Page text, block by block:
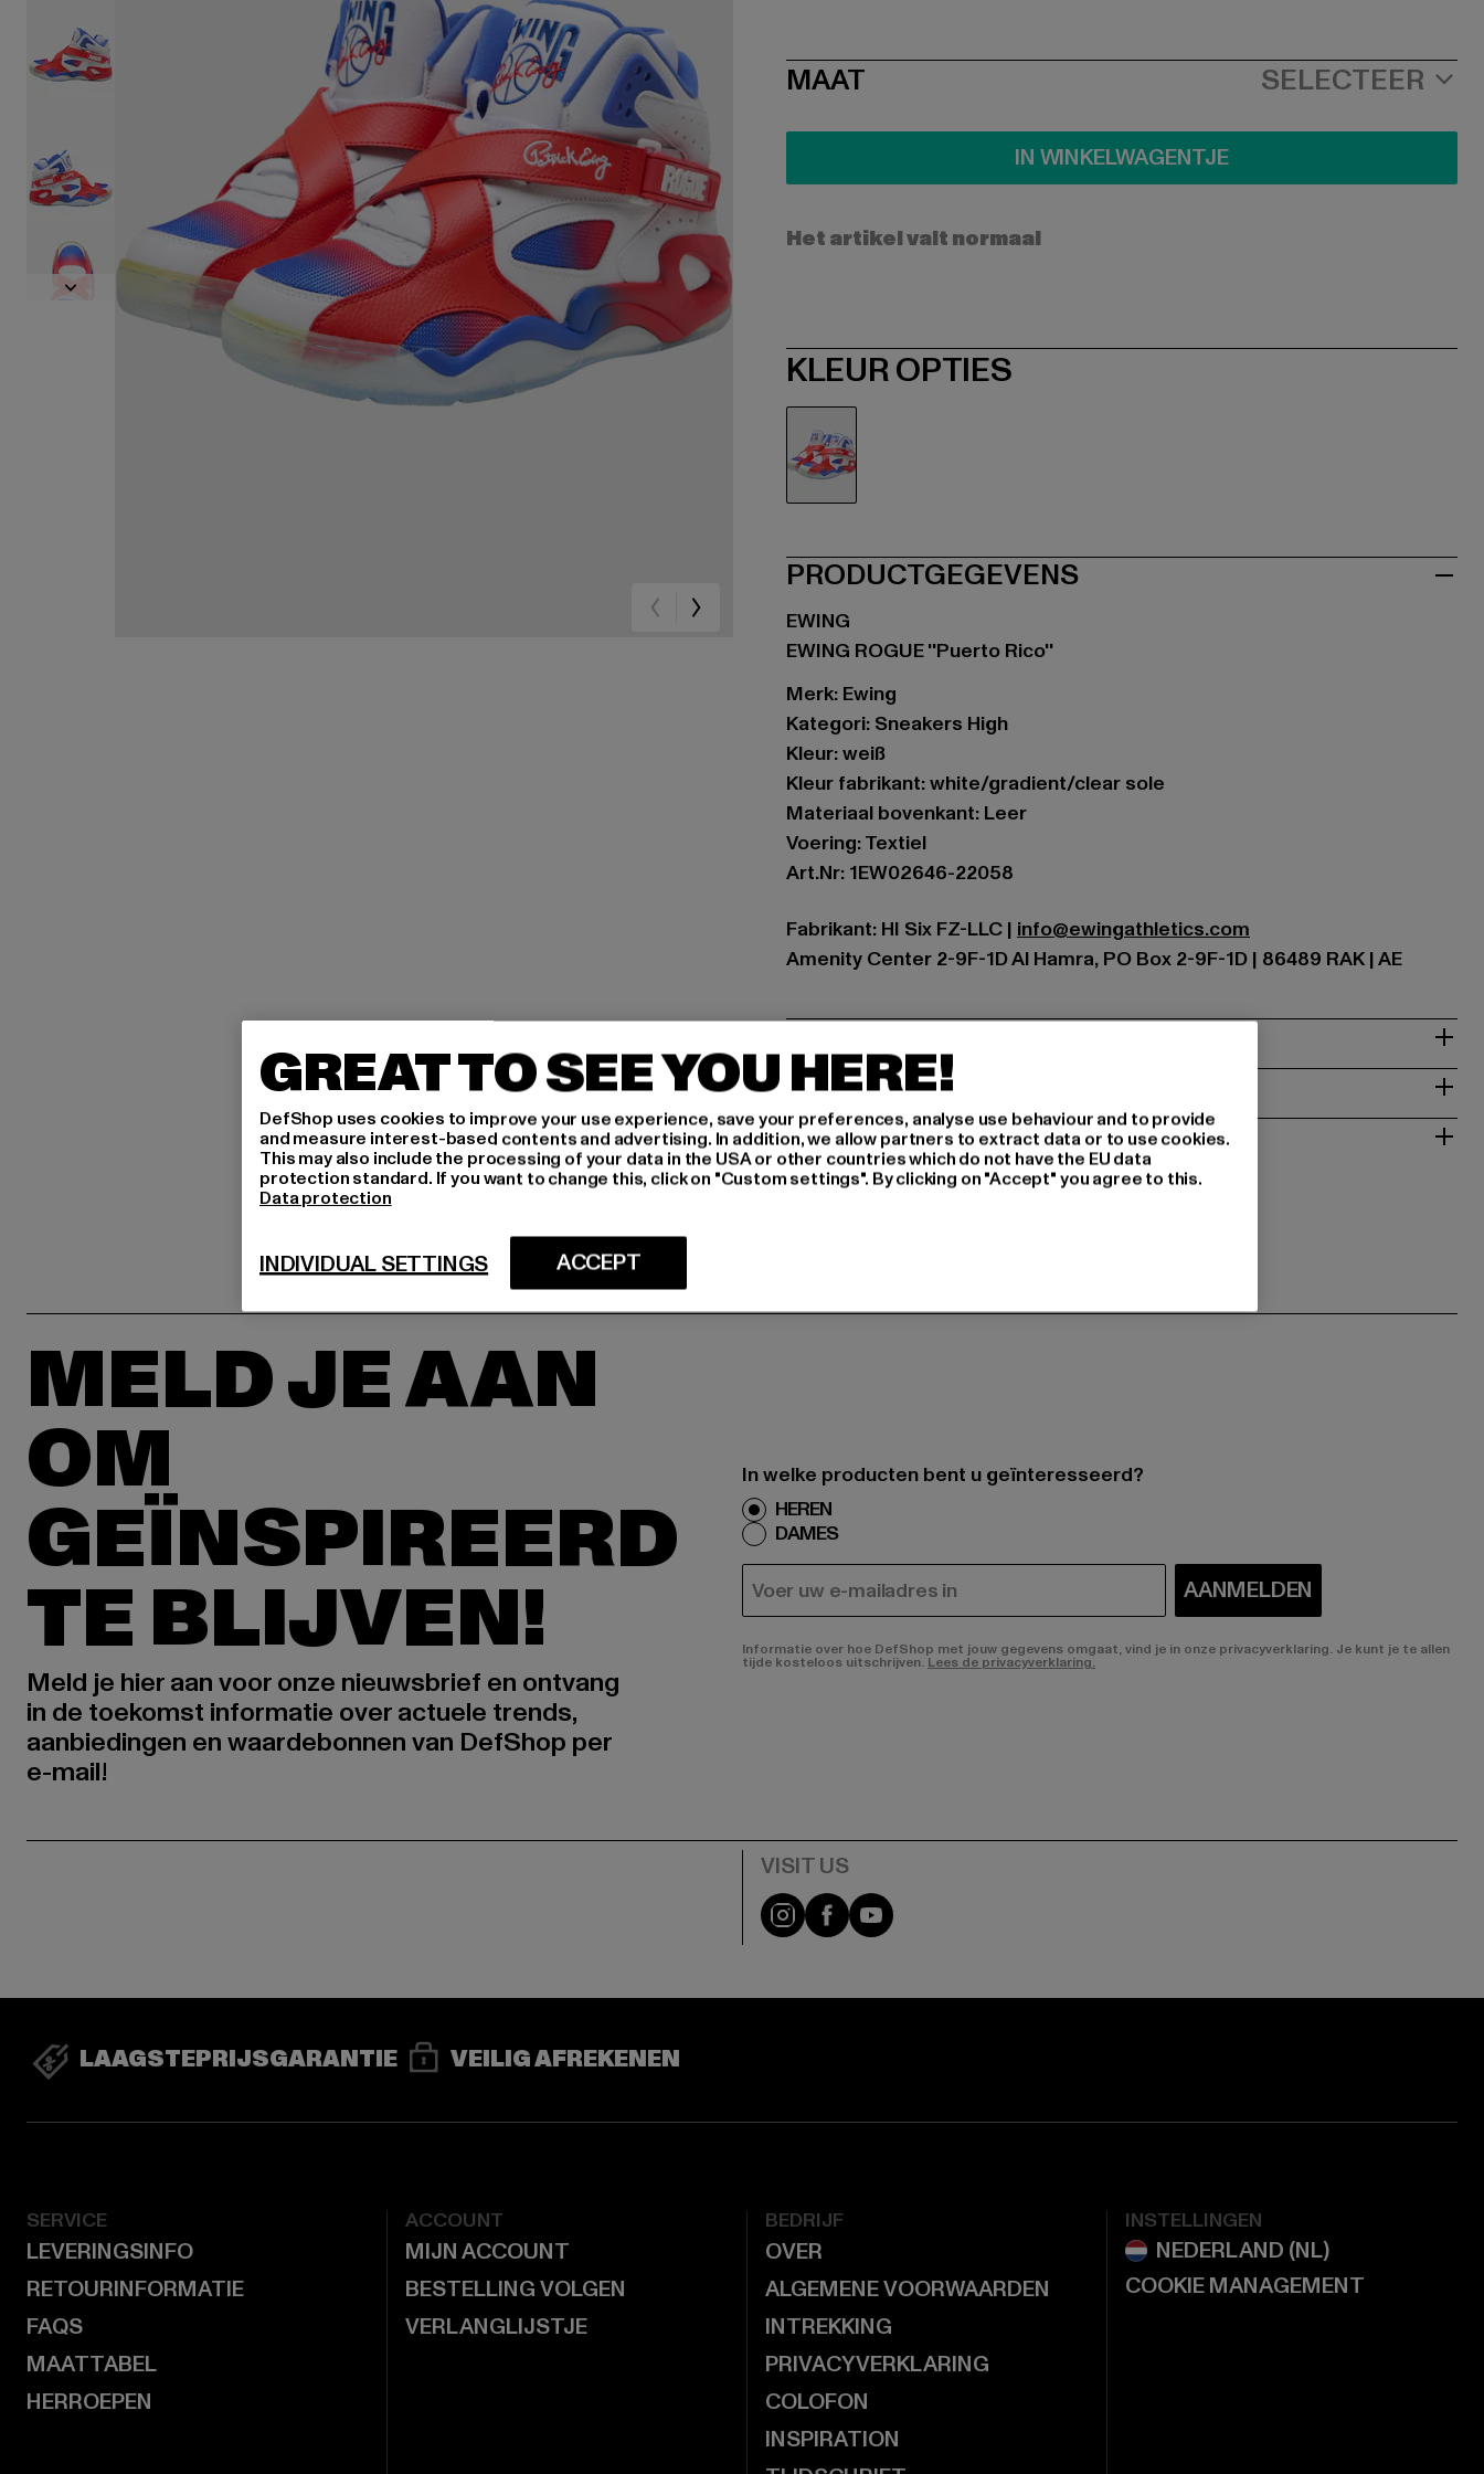
SIZE
MAAT SELECTEER
IN WINKELWAGENTJE
Het artikel valt normaal
KLEUR OPTIES
PRODUCTGEGEVENS
EWING
EWING ROGUE ''Puerto Rico''
Merk: Ewing
Kategori: Sneakers High
Kleur: weiß
Kleur fabrikant: white/gradient/clear sole
Materiaal bovenkant: Leer
Voering: Textiel
Art.Nr: 1EW02646-22058
Fabrikant: HI Six FZ-LLC | info@ewingathletics.com
Amenity Center 2-9F-1D Al Hamra, PO Box 2-9F-1D | 86489 RAK | AE
ONDERHOUDSINSTRUCTIES
LEVERING & RETOURNEREN
MELD JE AAN
OM
GEÏNSPIREERD
TE BLIJVEN!
Meld je hier aan voor onze nieuwsbrief en ontvang
in de toekomst informatie over actuele trends,
aanbiedingen en waardebonnen van DefShop per
e-mail!
In welke producten bent u geïnteresseerd?
HEREN
DAMES
E-MAIL AANMELDEN
Informatie over hoe DefShop met jouw gegevens omgaat, vind je in onze privacyverklaring. Je kunt je te allen
tijde kosteloos uitschrijven. Lees de privacyverklaring.
Visit our Instagram page:
Visit our Facebook page:
Visit our YouTube channel:
LAAGSTEPRIJSGARANTIE VEILIG AFREKENEN
SERVICE
LEVERINGSINFO
RETOURINFORMATIE
FAQS
MAATTABEL
HERROEPEN
ACCOUNT
MIJN ACCOUNT
BESTELLING VOLGEN
VERLANGLIJSTJE
BEDRIJF
OVER
ALGEMENE VOORWAARDEN
INTREKKING
PRIVACYVERKLARING
COLOFON
INSPIRATION
INSTELLINGEN
COOKIE MANAGEMENT
GREAT TO SEE YOU HERE!
DefShop uses cookies to improve your use experience, save your preferences, analyse use behaviour and to provide
and measure interest-based contents and advertising. In addition, we allow partners to extract data or to use cookies.
This may also include the processing of your data in the USA or other countries which do not have the EU data
protection standard. If you want to change this, click on "Custom settings". By clicking on "Accept" you agree to this.
Data protection
ACCEPT
INDIVIDUAL SETTINGS